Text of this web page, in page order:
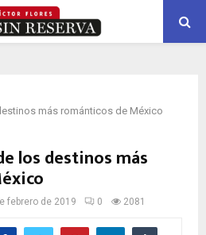
más románticos de México
los destinos más
febrero de 2019 0 2081